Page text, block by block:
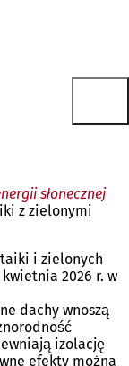
słonecznej
z zielonymi
i zielonych
2026 r. w
dachy wnoszą
izolację
efekty można